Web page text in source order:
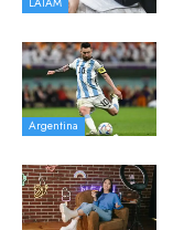
Argentina